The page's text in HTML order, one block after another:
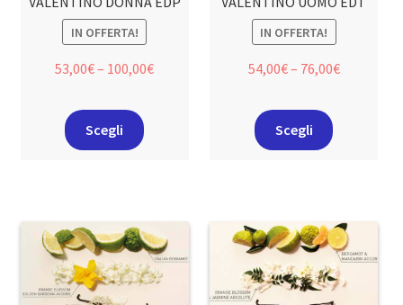
IN OFFERTA!
53,00€– 100,00€
Scegli
IN OFFERTA!
54,00€– 76,00€
Scegli